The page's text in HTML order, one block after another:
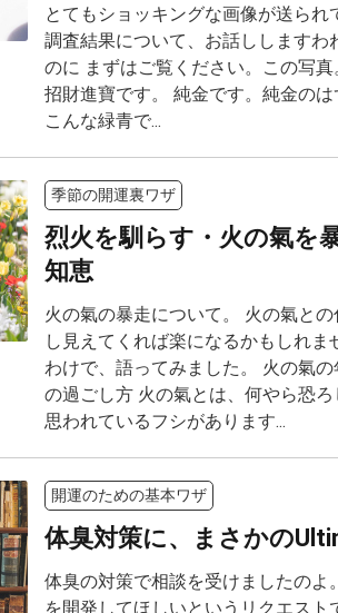
とてもショッキングな画像が送られ
調査結果について、お話ししますわ
のに まずはご覧ください。この写
招財進寶です。 純金です。純金の
こんな緑青で...
季節の開運裏ワザ
烈火を馴らす・火の氣を
知恵
火の氣の暴走について。 火の氣と
し見えてくれば楽になるかもしれま
わけで、語ってみました。 火の氣
の過ごし方 火の氣とは、何やら恐
思われているフシがあります...
開運のための基本ワザ
体臭対策に、まさかの
体臭の対策で相談を受けましたのよ
を開発してほしいというリクエスト